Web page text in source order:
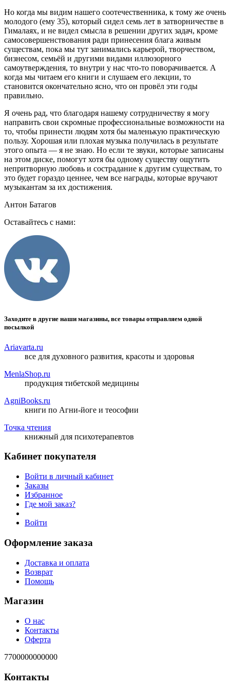
Но когда мы видим нашего соотечественника, к тому же очень
молодого (ему 35), который сидел семь лет в затворничестве в
Гималаях, и не видел смысла в решении других задач, кроме
самосовершенствования ради принесения блага живым
существам, пока мы тут занимались карьерой, творчеством,
бизнесом, семьёй и другими видами иллюзорного
самоутверждения, то внутри у нас что-то поворачивается. А
когда мы читаем его книги и слушаем его лекции, то
становится окончательно ясно, что он провёл эти годы
правильно.
Я очень рад, что благодаря нашему сотрудничеству я могу
направить свои скромные профессиональные возможности на
то, чтобы принести людям хотя бы маленькую практическую
пользу. Хорошая или плохая музыка получилась в результате
этого опыта — я не знаю. Но если те звуки, которые записаны
на этом диске, помогут хотя бы одному существу ощутить
непритворную любовь и сострадание к другим существам, то
это будет гораздо ценнее, чем все награды, которые вручают
музыкантам за их достижения.
Антон Батагов
Оставайтесь с нами:
Заходите в другие наши магазины, все товары отправляем одной
посылкой
Ariavarta.ru
все для духовного развития, красоты и здоровья
MenlaShop.ru
продукция тибетской медицины
AgniBooks.ru
книги по Агни-йоге и теософии
Точка чтения
книжный для психотерапевтов
Кабинет покупателя
Войти в личный кабинет
Заказы
Избранное
Где мой заказ?
Войти
Оформление заказа
Доставка и оплата
Возврат
Помощь
Магазин
О нас
Контакты
Оферта
7700000000000
Контакты